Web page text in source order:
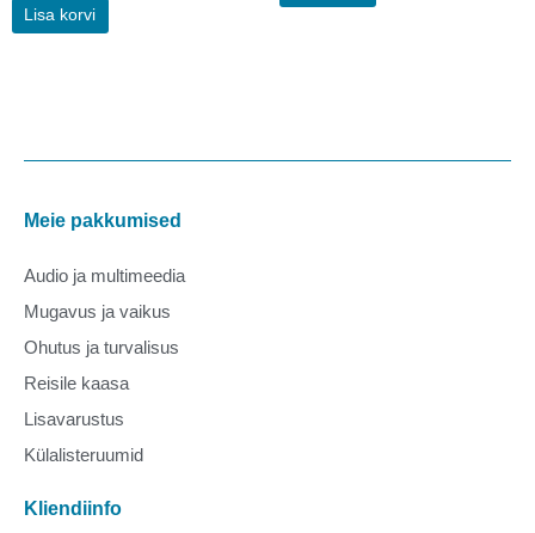
Lisa korvi
Meie pakkumised
Audio ja multimeedia
Mugavus ja vaikus
Ohutus ja turvalisus
Reisile kaasa
Lisavarustus
Külalisteruumid
Kliendiinfo